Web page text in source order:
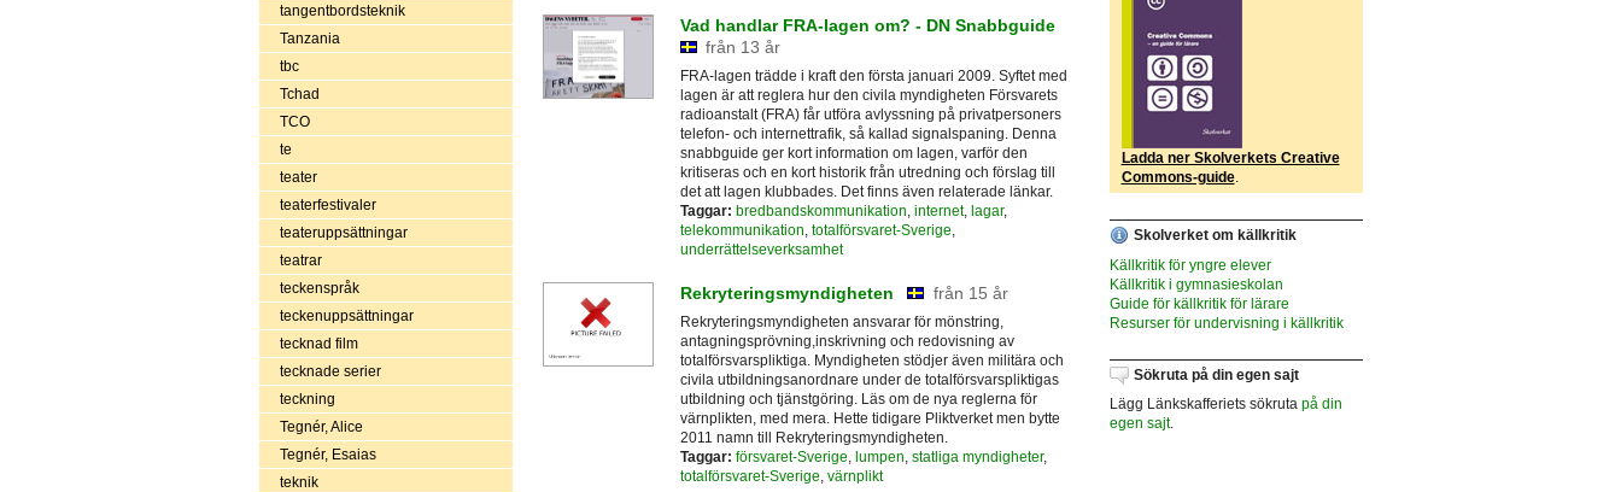
tangentbordsteknik
Tanzania
tbc
Tchad
TCO
te
teater
teaterfestivaler
teateruppsättningar
teatrar
teckenspråk
teckenuppsättningar
tecknad film
tecknade serier
teckning
Tegnér, Alice
Tegnér, Esaias
teknik
Vad handlar FRA-lagen om? - DN Snabbguide
från 13 år
FRA-lagen trädde i kraft den första januari 2009. Syftet med
lagen är att reglera hur den civila myndigheten Försvarets
radioanstalt (FRA) får utföra avlyssning på privatpersoners
telefon- och internettrafik, så kallad signalspaning. Denna
snabbguide ger kort information om lagen, varför den
kritiseras och en kort historik från utredning och förslag till
det att lagen klubbades. Det finns även relaterade länkar.
Taggar: bredbandskommunikation, internet, lagar,
telekommunikation, totalförsvaret-Sverige,
underrättelseverksamhet
Rekryteringsmyndigheten från 15 år
Rekryteringsmyndigheten ansvarar för mönstring,
antagningsprövning,inskrivning och redovisning av
totalförsvarspliktiga. Myndigheten stödjer även militära och
civila utbildningsanordnare under de totalförsvarspliktigas
utbildning och tjänstgöring. Läs om de nya reglerna för
värnplikten, med mera. Hette tidigare Pliktverket men bytte
2011 namn till Rekryteringsmyndigheten.
Taggar: försvaret-Sverige, lumpen, statliga myndigheter,
totalförsvaret-Sverige, värnplikt
Ladda ner Skolverkets Creative
Commons-guide.
Skolverket om källkritik
Källkritik för yngre elever
Källkritik i gymnasieskolan
Guide för källkritik för lärare
Resurser för undervisning i källkritik
Sökruta på din egen sajt
Lägg Länkskafferiets sökruta på din
egen sajt.